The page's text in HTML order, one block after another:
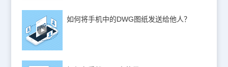
如何将手机中的DWG图纸发送给他人？